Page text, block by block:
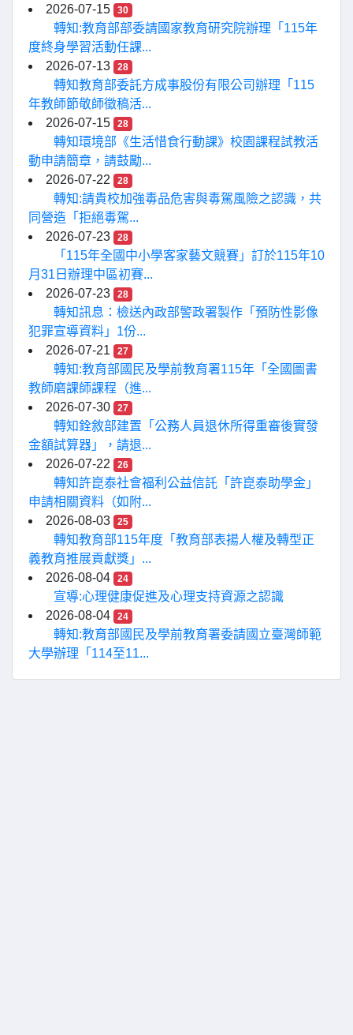
2026-07-15 30
轉知:教育部部委請國家教育研究院辦理「115年
度終身學習活動任課...
2026-07-13
28
轉知教育部委託方成事股份有限公司辦理「115
年教師節敬師徵稿活...
2026-07-15
28
轉知環境部《生活惜食行動課》校園課程試教活
動申請簡章，請鼓勵...
2026-07-22
28
轉知:請貴校加強毒品危害與毒駕風險之認識，共
同營造「拒絕毒駕...
2026-07-23
28
「115年全國中小學客家藝文競賽」訂於115年10
月31日辦理中區初賽...
2026-07-23
28
轉知訊息：檢送內政部警政署製作「預防性影像
犯罪宣導資料」1份...
2026-07-21
27
轉知:教育部國民及學前教育署115年「全國圖書
教師磨課師課程（進...
2026-07-30
27
轉知銓敘部建置「公務人員退休所得重審後實發
金額試算器」，請退...
2026-07-22
26
轉知許崑泰社會福利公益信託「許崑泰助學金」
申請相關資料（如附...
2026-08-03
25
轉知教育部115年度「教育部表揚人權及轉型正
義教育推展貢獻獎」...
2026-08-04
24
宣導:心理健康促進及心理支持資源之認識
2026-08-04
24
轉知:教育部國民及學前教育署委請國立臺灣師範
大學辦理「114至11...